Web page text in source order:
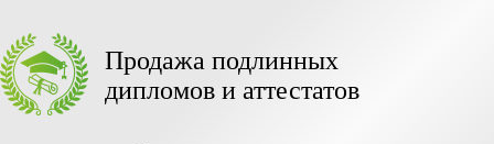
Продажа подлинных
дипломов и аттестатов